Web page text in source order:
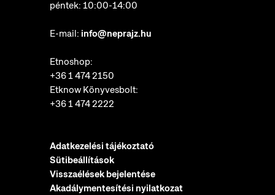
péntek: 10:00-14:00
E-mail: info@neprajz.hu
Etnoshop:
+36 1 474 2150
Etknow Könyvesbolt:
+36 1 474 2222
Adatkezelési tájékoztató
Sütibeállítások
Visszaélések bejelentése
Akadálymentesítési nyilatkozat